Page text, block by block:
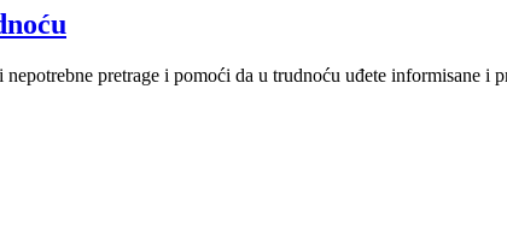
pretrage i pomoći da u trudnoću uđete informisane i